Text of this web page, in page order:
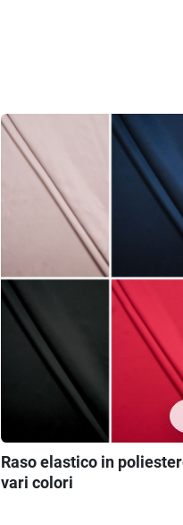
Raso elastico in
vari colori